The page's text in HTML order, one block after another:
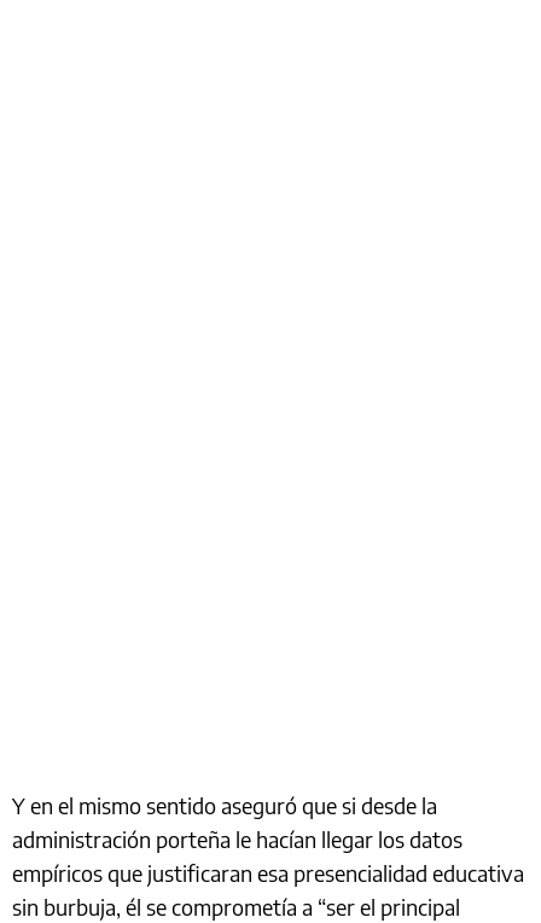
Y en el mismo sentido aseguró que si desde la
administración porteña le hacían llegar los datos
empíricos que justificaran esa presencialidad educativa
sin burbuja, él se comprometía a “ser el principal